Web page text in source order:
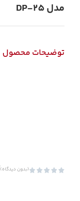
مدل DP-25
توضیحات محصول




(بدون دیدگاه)